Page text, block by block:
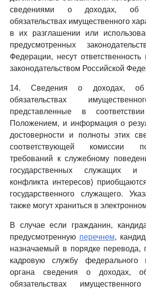
сведениями о доходах, об
обязательствах имущественного
в их разглашении или
предусмотренных
Федерации, несут ответственность
законодательством Российской
14. Сведения о доходах,
обязательствах
представленные в
Положением, и информация о
достоверности и полноты этих
соответствующей комиссии
требований к служебному
государственных служащих и
конфликта интересов)
государственного служащего.
также могут храниться в
В случае если гражданин,
предусмотренную перечнем,
назначаемый в порядке перевода,
кадровую службу федерального
органа сведения о доходах,
обязательствах